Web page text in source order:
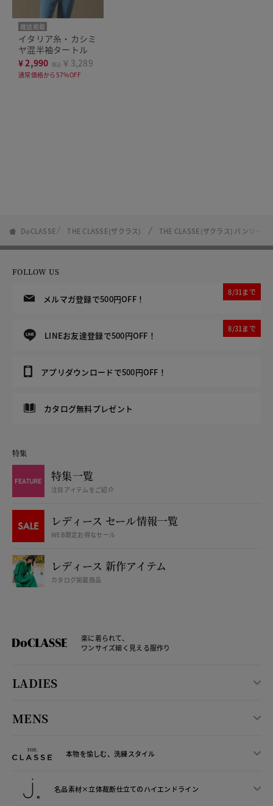
雑誌掲載
イタリア糸・カシミ
ヤ混半袖タートル
¥2,990 税込 ￥3,289
通常価格から57%OFF
DoCLASSE THE CLASSE(ザクラス) THE CLASSE(ザクラス) パンツ一覧
FOLLOW US
メルマガ登録で500円OFF！
8/31まで
LINEお友達登録で500円OFF！
8/31まで
アプリダウンロードで500円OFF！
カタログ無料プレゼント
特集
特集一覧
注目アイテムをご紹介
レディース セール情報一覧
WEB限定お得なセール
レディース 新作アイテム
カタログ掲載商品
楽に着られて、
ワンサイズ細く見える服作り
LADIES
MENS
本物を愉しむ、洗練スタイル
名品素材×立体裁断仕立てのハイエンドライン